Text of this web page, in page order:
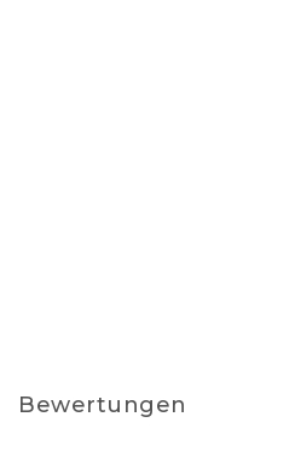
Bewertungen